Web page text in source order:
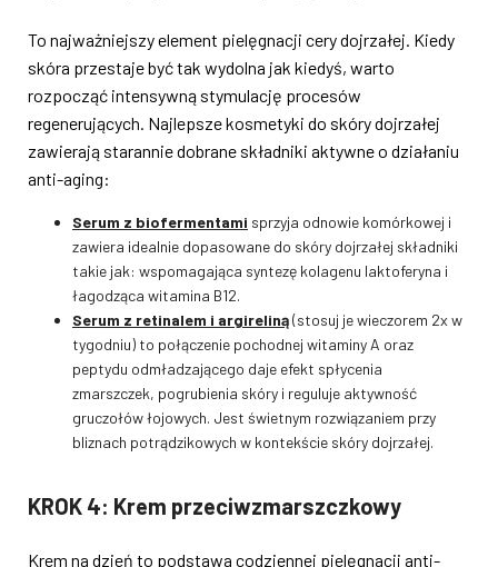
To najważniejszy element pielęgnacji cery dojrzałej. Kiedy
skóra przestaje być tak wydolna jak kiedyś, warto
rozpocząć intensywną stymulację procesów
regenerujących. Najlepsze kosmetyki do skóry dojrzałej
zawierają starannie dobrane składniki aktywne o działaniu
anti-aging:
Serum z biofermentami sprzyja odnowie komórkowej i
zawiera idealnie dopasowane do skóry dojrzałej składniki
takie jak: wspomagająca syntezę kolagenu laktoferyna i
łagodząca witamina B12.
Serum z retinalem i argireliną(stosuj je wieczorem 2x w
tygodniu) to połączenie pochodnej witaminy A oraz
peptydu odmładzającego daje efekt spłycenia
zmarszczek, pogrubienia skóry i reguluje aktywność
gruczołów łojowych. Jest świetnym rozwiązaniem przy
bliznach potrądzikowych w kontekście skóry dojrzałej.
KROK 4: Krem przeciwzmarszczkowy
Krem na dzień to podstawa codziennej pielęgnacji anti-